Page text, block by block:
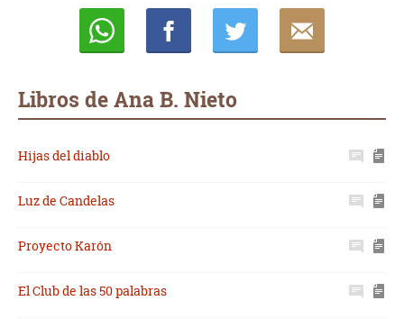
Libros de Ana B. Nieto
Hijas del diablo
Luz de Candelas
Proyecto Karón
El Club de las 50 palabras